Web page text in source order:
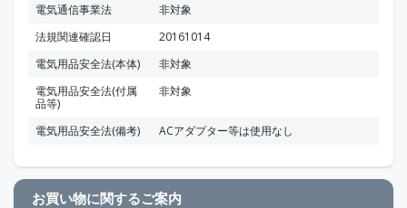
電気通信事業法
非対象
法規関連確認日
20161014
電気用品安全法(本体)
非対象
電気用品安全法(付属
品等)
非対象
電気用品安全法(備考) ACアダプター等は使用なし
お買い物に関するご案内